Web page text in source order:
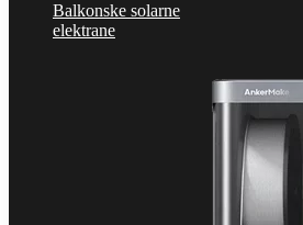
Balkonske solarne
elektrane